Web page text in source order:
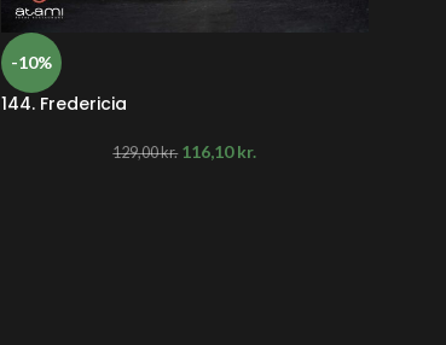
-10%
144. Fredericia
129,00kr. 116,10kr.